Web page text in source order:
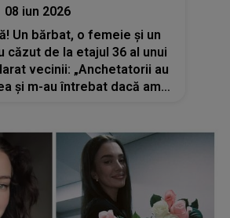
08 iun 2026
Un bărbat, o femeie și un
căzut de la etajul 36 al unui
vecinii: „Anchetatorii au
și m-au întrebat dacă am